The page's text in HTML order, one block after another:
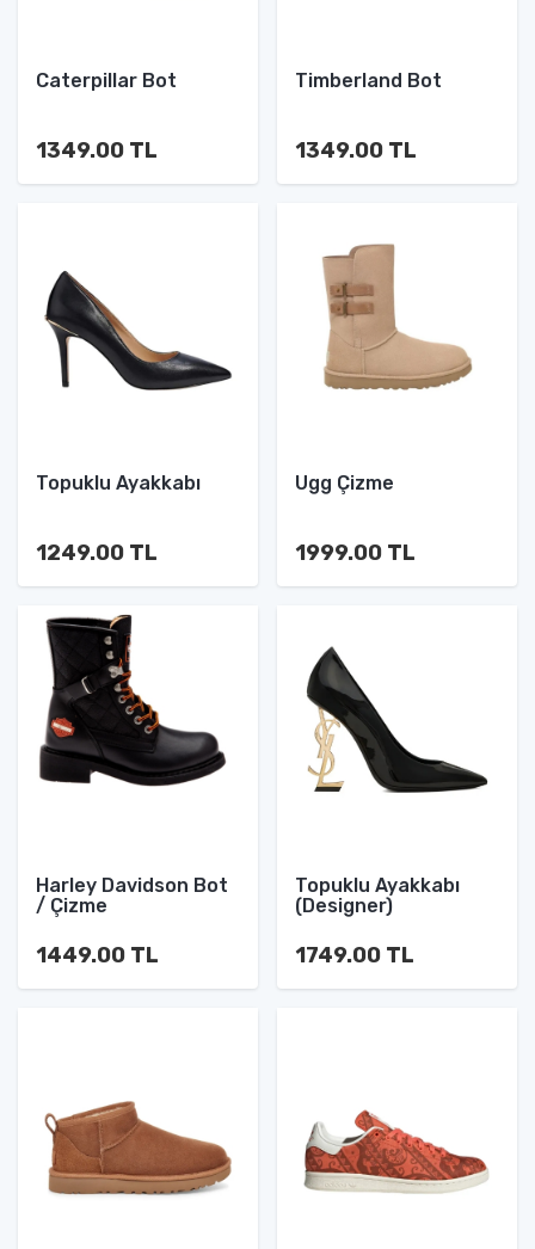
Caterpillar Bot
1349.00 TL
Timberland Bot
1349.00 TL
Topuklu Ayakkabı
1249.00 TL
Ugg Çizme
1999.00 TL
Harley Davidson Bot
/ Çizme
1449.00 TL
Topuklu Ayakkabı
(Designer)
1749.00 TL